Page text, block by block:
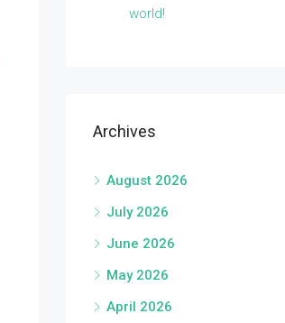
world!
Archives
August 2026
July 2026
June 2026
May 2026
April 2026